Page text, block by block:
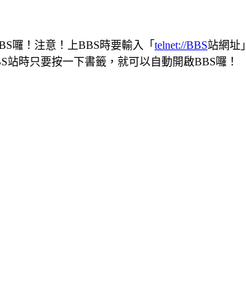
囉！注意！上BBS時要輸入「 telnet://BBS站網址
站時只要按一下書籤，就可以自動開啟BBS囉！